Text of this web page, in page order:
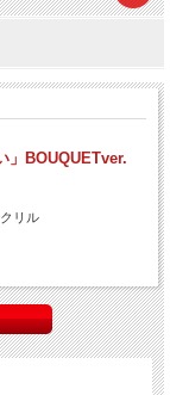
」BOUQUETver.
リル
ります。
金）を行います。予め
承認（課金）を行いま